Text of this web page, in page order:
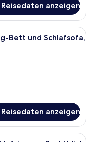
anzeigen
mit einer Couch,
Bett und Schlafsofa,
anzeigen
mit einer Couch,